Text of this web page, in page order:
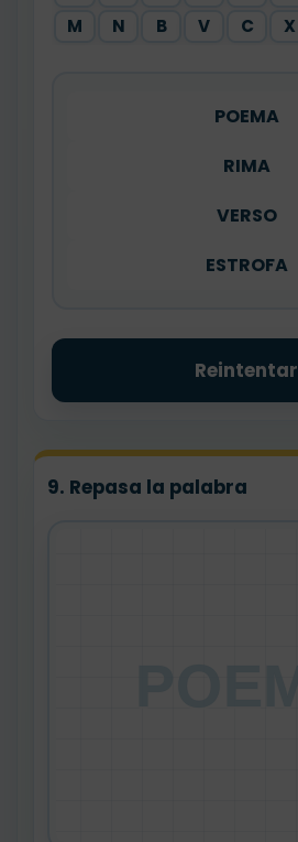
M
N B V C X
POEMA
RIMA
VERSO
ESTROFA
Reintentar
9. Repasa la palabra